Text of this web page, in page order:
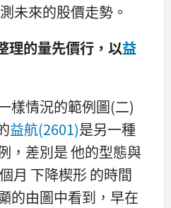
未來的股價走勢。
理的量先價行，以益
樣情況的範例圖(二)
益航(2601)是另一種
，差別是 他的型態與
月 下降楔形 的時間
的由圖中看到，早在